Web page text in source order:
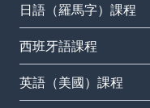
日語（羅馬字）課程
西班牙語課程
英語（美國）課程